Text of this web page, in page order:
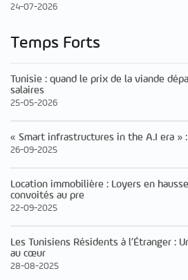
24-07-2026
Temps Forts
Tunisie : quand le prix de la viande
salaires
25-05-2026
« Smart infrastructures in the A.I era »
26-09-2025
Location immobilière : Loyers en
convoités au pre
22-09-2025
Les Tunisiens Résidents à l’Étranger :
au cœur
28-08-2025